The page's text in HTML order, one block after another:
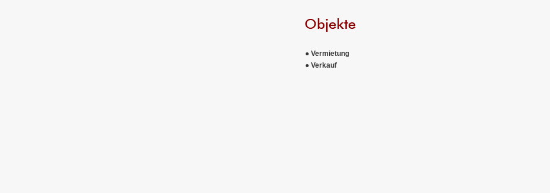
● Vermietung
● Verkauf